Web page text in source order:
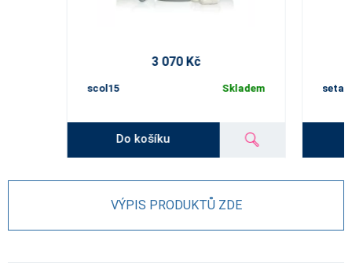
3 070 Kč
scol15 Skladem
Do košíku
VÝPIS PRODUKTŮ ZDE